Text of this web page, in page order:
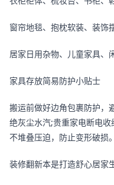
窗帘地毯、抱枕软装、装饰
居家日用杂物、儿童家具、
家具存放简易防护小贴士
搬运前做好边角包裹防护，
绝灰尘水汽;贵重家电断电
不堆叠压迫，防止变形破损。
装修翻新本是打造舒心居家